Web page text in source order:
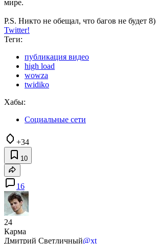
мире.
P.S. Никто не обещал, что багов не будет 8)
Twitter!
Теги:
публикация видео
high load
wowza
twidiko
Хабы:
Социальные сети
+34
10
16
24
Карма
Дмитрий Светличный@xt